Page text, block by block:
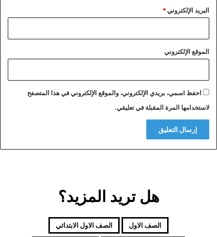
البريد الإلكتروني*
الموقع الإلكتروني
احفظ اسمي، بريدي الإلكتروني، والموقع الإلكتروني في هذا المتصفح
لاستخدامها المرة المقبلة في تعليقي.
هل تريد المزيد؟
الصف الاول الصف الاول الابتدائي